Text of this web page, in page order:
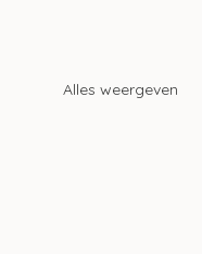
Alles weergeven